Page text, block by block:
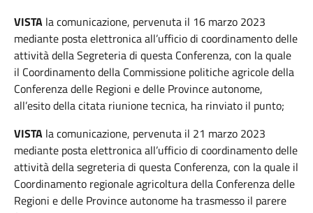
VISTA la comunicazione, pervenuta il 16 marzo 2023
mediante posta elettronica all’ufficio di coordinamento delle
attività della Segreteria di questa Conferenza, con la quale
il Coordinamento della Commissione politiche agricole della
Conferenza delle Regioni e delle Province autonome,
all’esito della citata riunione tecnica, ha rinviato il punto;
VISTA la comunicazione, pervenuta il 21 marzo 2023
mediante posta elettronica all’ufficio di coordinamento delle
attività della segreteria di questa Conferenza, con la quale il
Coordinamento regionale agricoltura della Conferenza delle
Regioni e delle Province autonome ha trasmesso il parere